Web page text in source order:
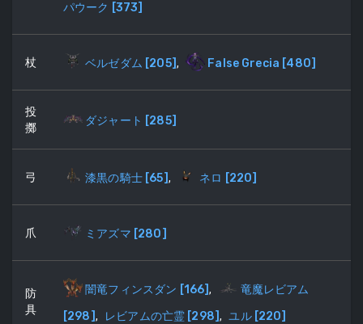
パウーク [373]
杖 ベルゼダム [205], False Grecia [480]
投
擲
ダジャート [285]
弓 漆黒の騎士 [65], ネロ [220]
爪 ミアズマ [280]
防
具
闇竜フィンスダン [166],
竜魔レビアム
[298], レビアムの亡霊 [298], ユル [220]